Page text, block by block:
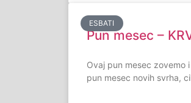
ESBATI
Pun mesec –
Ovaj pun mesec zovemo
pun mesec novih svrha,